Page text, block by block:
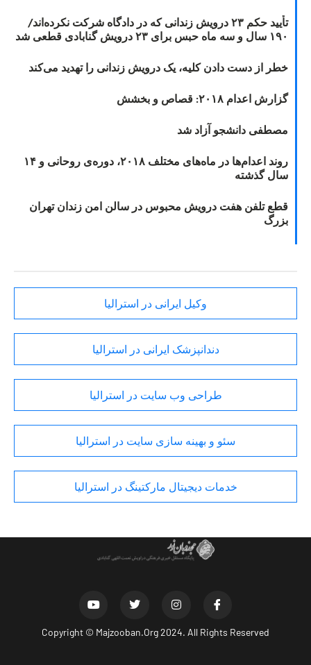
تأیید حکم ۲۳ درویش زندانی که در دادگاه شرکت نکرده‌اند/
۱۹۰ سال و سه ماه حبس برای ۲۳ درویش گنابادی قطعی شد
خطر از دست دادن کلیه، یک درویش زندانی را تهدید می‌کند
گزارش اعدام ۲۰۱۸: قصاص و بخشش
مصطفی دانشجو آزاد شد
روند اعدام‌ها در ماه‌های مختلف ۲۰۱۸، دوره‌ی روحانی و ۱۴
سال گذشته
قطع تلفن هفت درویش محبوس در سالن امن زندان تهران
بزرگ
وکیل ایرانی در استرالیا
دندانپزشک ایرانی در استرالیا
طراحی وب سایت در استرالیا
سئو و بهینه سازی سایت در استرالیا
خدمات دیجیتال مارکتینگ در استرالیا
Copyright © Majzooban.Org2024. All Rights Reserved